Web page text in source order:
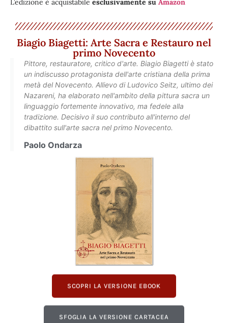
Biagio Biagetti: Arte Sacra e Restauro nel
primo Novecento
Pittore, restauratore, critico d'arte. Biagio Biagetti è stato
un indiscusso protagonista dell'arte cristiana della prima
metà del Novecento. Allievo di Ludovico Seitz, ultimo dei
Nazareni, ha elaborato nell'ambito della pittura sacra un
linguaggio fortemente innovativo, ma fedele alla
tradizione. Decisivo il suo contributo all'interno del
dibattito sull'arte sacra nel primo Novecento.
Paolo Ondarza
SCOPRI LA VERSIONE EBOOK
SFOGLIA LA VERSIONE CARTACEA